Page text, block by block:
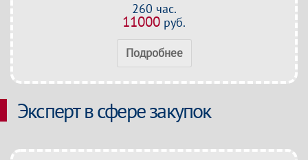
260 час.
11000 руб.
Подробнее
Эксперт в сфере закупок